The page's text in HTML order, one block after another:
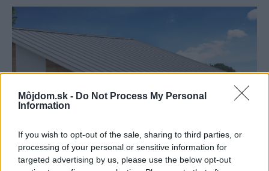
Môjdom.sk - Do Not Process My Personal
Information
If you wish to opt-out of the sale, sharing to third parties, or
processing of your personal or sensitive information for
targeted advertising by us, please use the below opt-out